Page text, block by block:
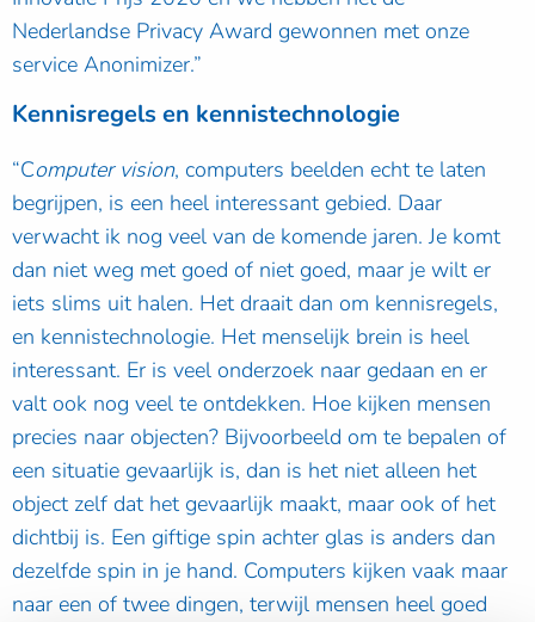
Nederlandse Privacy Award gewonnen met onze
service Anonimizer.”
Kennisregels en kennistechnologie
“Computer vision, computers beelden echt te laten
begrijpen, is een heel interessant gebied. Daar
verwacht ik nog veel van de komende jaren. Je komt
dan niet weg met goed of niet goed, maar je wilt er
iets slims uit halen. Het draait dan om kennisregels,
en kennistechnologie. Het menselijk brein is heel
interessant. Er is veel onderzoek naar gedaan en er
valt ook nog veel te ontdekken. Hoe kijken mensen
precies naar objecten? Bijvoorbeeld om te bepalen of
een situatie gevaarlijk is, dan is het niet alleen het
object zelf dat het gevaarlijk maakt, maar ook of het
dichtbij is. Een giftige spin achter glas is anders dan
dezelfde spin in je hand. Computers kijken vaak maar
naar een of twee dingen, terwijl mensen heel goed